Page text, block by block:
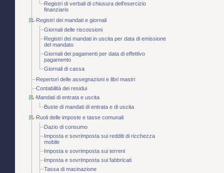
Registri di verbali di chiusura dell'esercizio
finanziario
Registri dei mandati e giornali
Giornali delle riscossioni
Registri dei mandati in uscita per data di emissione
del mandato
Giornali dei pagamenti per data di effettivo
pagamento
Giornali di cassa
Repertori delle assegnazioni e libri mastri
Contabilità dei residui
Mandati di entrata e uscita
Buste di mandati di entrata e di uscita
Ruoli delle imposte e tasse comunali
Dazio di consumo
Imposta e sovrimposta sui redditi di ricchezza
mobile
Imposta e sovrimposta sui terreni
Imposta e sovrimposta sui fabbricati
Tassa di macinazione